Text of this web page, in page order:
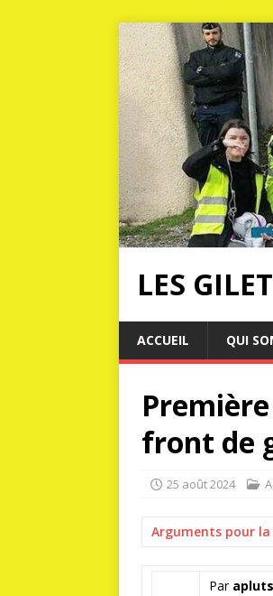
LES
ACCUEIL QUI
front de
25 août 2024
Arguments pour
Par